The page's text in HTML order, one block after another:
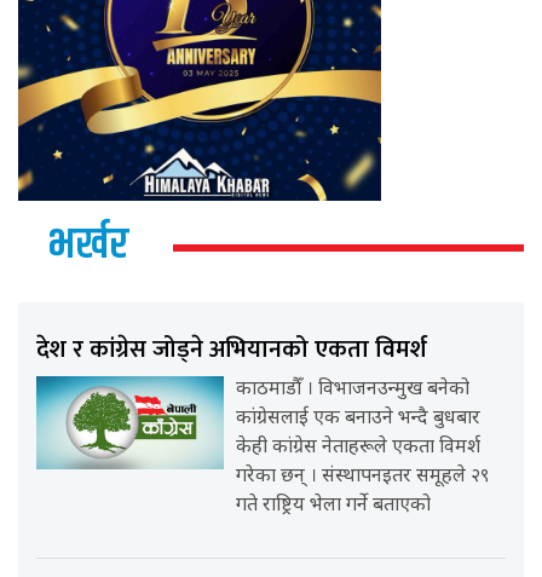
भर्खर
देश र कांग्रेस जोड्ने अभियानको एकता विमर्श
काठमाडौँ । विभाजनउन्मुख बनेको
कांग्रेसलाई एक बनाउने भन्दै बुधबार
केही कांग्रेस नेताहरूले एकता विमर्श
गरेका छन् । संस्थापनइतर समूहले २९
गते राष्ट्रिय भेला गर्ने बताएको